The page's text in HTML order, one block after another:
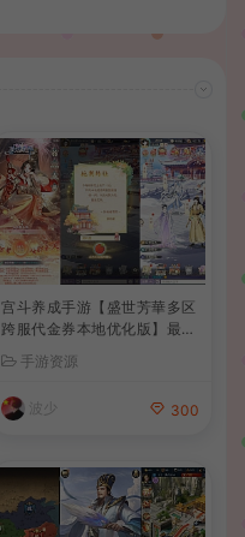
宫斗养成手游【盛世芳華多区
跨服代金券本地优化版】最新
手工服务端+CDK授权后台
+安卓+详细搭建教程
手游资源
波少 300